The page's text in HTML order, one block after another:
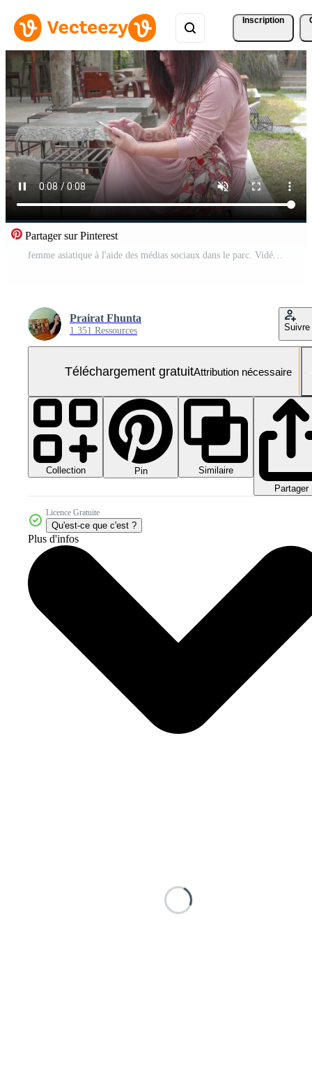
Inscription
Partager sur Pinterest
femme asiatique à l'aide des médias sociaux dans le parc. Vidéo Gratuite
Prairat Fhunta
1 351 Ressources Suivre
Téléchargement gratuitAttribution nécessaire
Collection Pin
Similaire
Partager
Licence Gratuite
Qu'est-ce que c'est ?
Plus d'infos